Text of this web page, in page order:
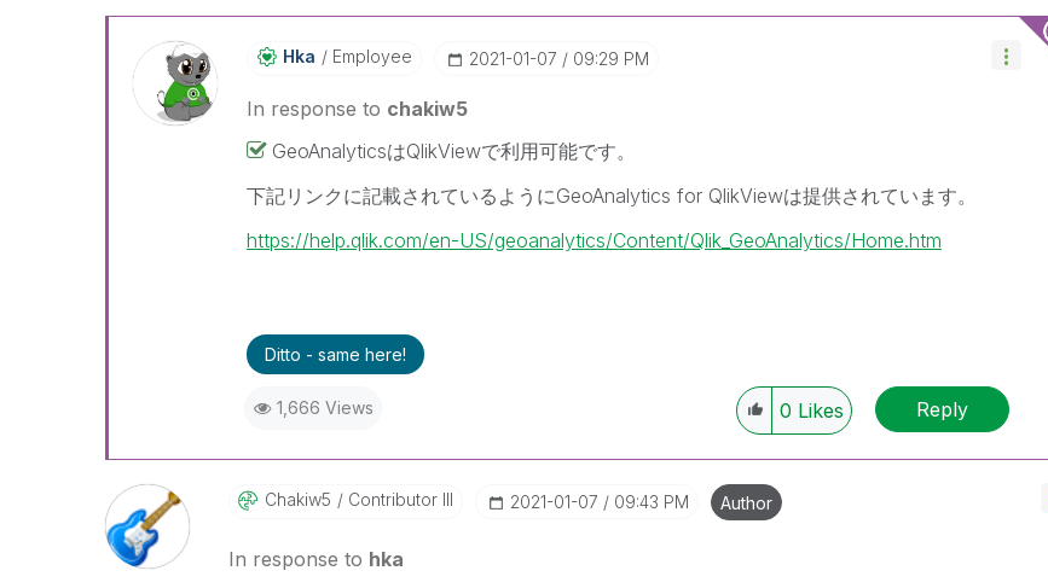
Hka Employee ‎2021-01-07 09:29 PM
In response to chakiw5
GeoAnalyticsはQlikViewで利用可能です。
下記リンクに記載されているようにGeoAnalytics for QlikViewは提供されています。
https://help.qlik.com/en-US/geoanalytics/Content/Qlik_GeoAnalytics/Home.htm
Ditto - same here!
1,666 Views 0 Likes Reply
Chakiw5 Contributor III ‎2021-01-07 09:43 PM Author
In response to hka